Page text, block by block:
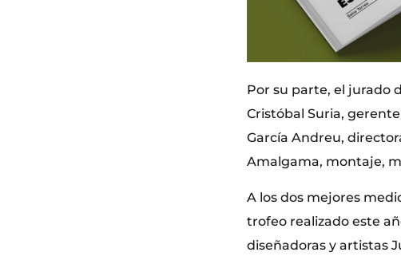
Por su parte, el jurado
Cristóbal Suria,
García Andreu,
Amalgama, montaje,
A los dos mejores
trofeo realizado este
diseñadoras y artistas